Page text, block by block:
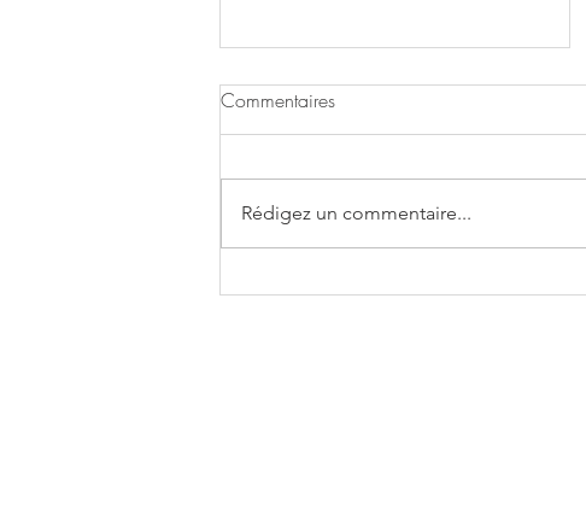
Boulettes de crevettes
Commentaires
Rédigez un commentaire...